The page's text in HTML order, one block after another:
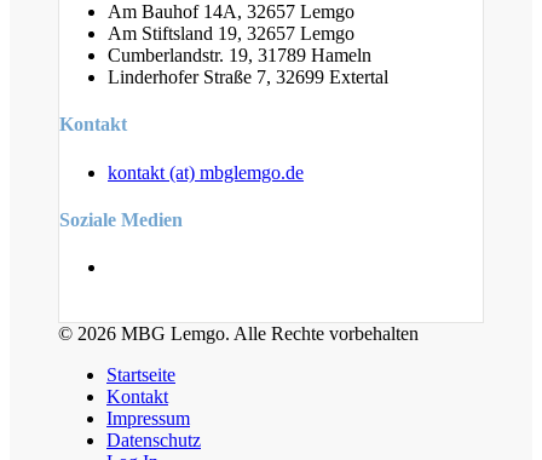
Am Bauhof 14A, 32657 Lemgo
Am Stiftsland 19, 32657 Lemgo
Cumberlandstr. 19, 31789 Hameln
Linderhofer Straße 7, 32699 Extertal
Kontakt
kontakt (at) mbglemgo.de
Soziale Medien
© 2026 MBG Lemgo. Alle Rechte vorbehalten
Startseite
Kontakt
Impressum
Datenschutz